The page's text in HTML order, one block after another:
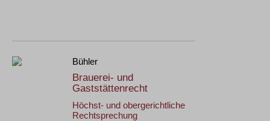
Bühler
Brauerei- und
Gaststättenrecht
Höchst- und obergerichtliche
Rechtsprechung